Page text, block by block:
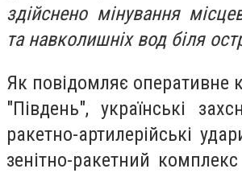
здійснено мінування
та навколишніх вод біля
Як повідомляє оперативне
"Південь", українські
ракетно-артилерійські
зенітно-ракетний